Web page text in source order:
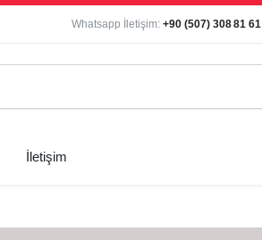
Whatsapp İletişim: +90 (507) 308 81 61
İletişim